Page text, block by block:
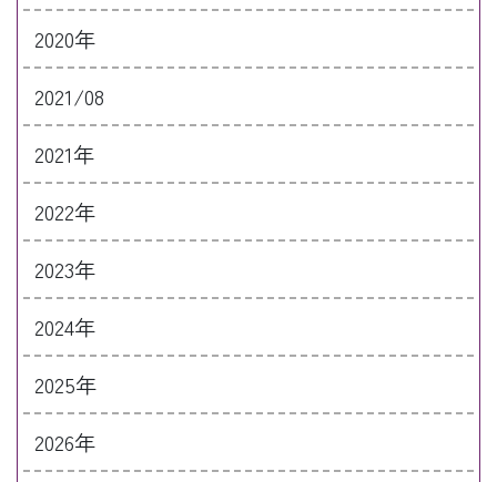
2020年
2021/08
2021年
2022年
2023年
2024年
2025年
2026年